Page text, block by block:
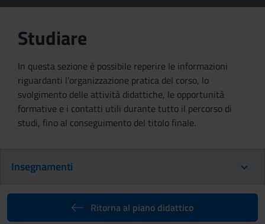
Studiare
In questa sezione è possibile reperire le informazioni
riguardanti l'organizzazione pratica del corso, lo
svolgimento delle attività didattiche, le opportunità
formative e i contatti utili durante tutto il percorso di
studi, fino al conseguimento del titolo finale.
Insegnamenti
Ritorna al piano didattico